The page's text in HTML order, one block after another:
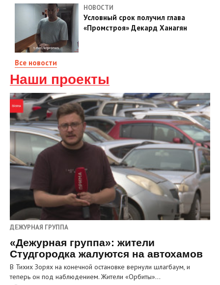
НОВОСТИ
Условный срок получил глава
«Промстроя» Декард Ханагян
Все новости
Наши проекты
ДЕЖУРНАЯ ГРУППА
«Дежурная группа»: жители
Студгородка жалуются на автохамов
В Тихих Зорях на конечной остановке вернули шлагбаум, и
теперь он под наблюдением. Жители «Орбиты»…